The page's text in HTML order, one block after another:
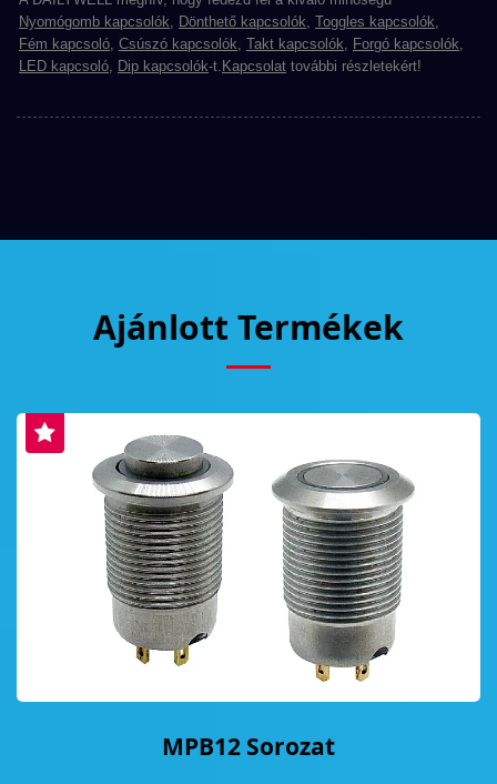
Nyomógomb kapcsolók
Dönthető kapcsolók Toggles kapcsolók
Fém kapcsoló Csúszó kapcsolók Takt kapcsolók Forgó kapcsolók
LED kapcsoló
Dip kapcsolók-t. Kapcsolat további részletekért!
Ajánlott Termékek
MPB12 Sorozat